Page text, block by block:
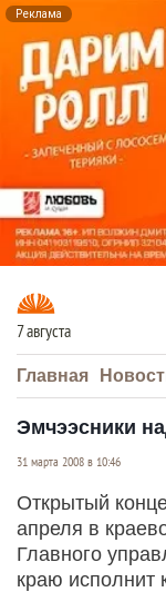
Реклама
7 августа
Главная
Эмчээсники
31 марта 2008 в 10:46
Открытый
апреля в
Главного
краю исполнит